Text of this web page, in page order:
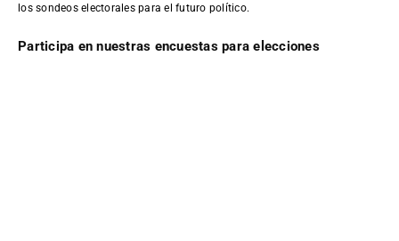
los sondeos electorales para el futuro político.
Participa en nuestras encuestas para elecciones